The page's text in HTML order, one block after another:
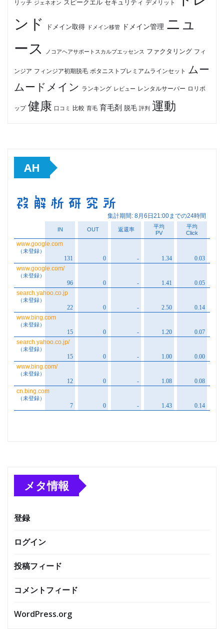
リッチ ジェネオン スピークエル セキュリティ デメリット
ンド
ドメイン取得 ドメイン移管 ドメイン管理 ニュ
ース
ノコアヘアサポートスカルプエッセンス ファクタリング フィ
ンジア フィンジア初期脱毛 ボタニストプレミアムラインセット ムー
ムードメイン ランキング レビュー レンタルサーバー ロリポ
ップ 健康 口コミ 比較 育毛 育毛剤 脱毛 評判 運動
AH
メタ情報
登録
ログイン
投稿フィード
コメントフィード
WordPress.org